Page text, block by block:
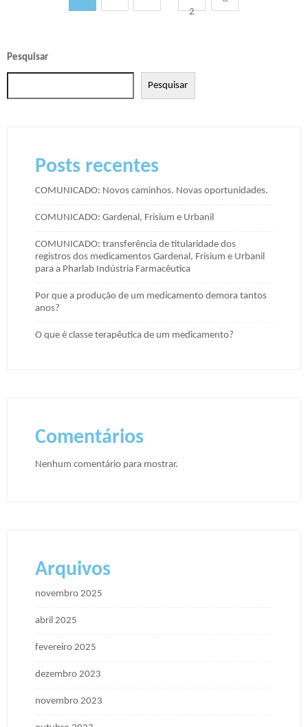
2
Pesquisar
Pesquisar
Posts recentes
COMUNICADO: Novos caminhos. Novas oportunidades.
COMUNICADO: Gardenal, Frisium e Urbanil
COMUNICADO: transferência de titularidade dos
registros dos medicamentos Gardenal, Frisium e Urbanil
para a Pharlab Indústria Farmacêutica
Por que a produção de um medicamento demora tantos
anos?
O que é classe terapêutica de um medicamento?
Comentários
Nenhum comentário para mostrar.
Arquivos
novembro 2025
abril 2025
fevereiro 2025
dezembro 2023
novembro 2023